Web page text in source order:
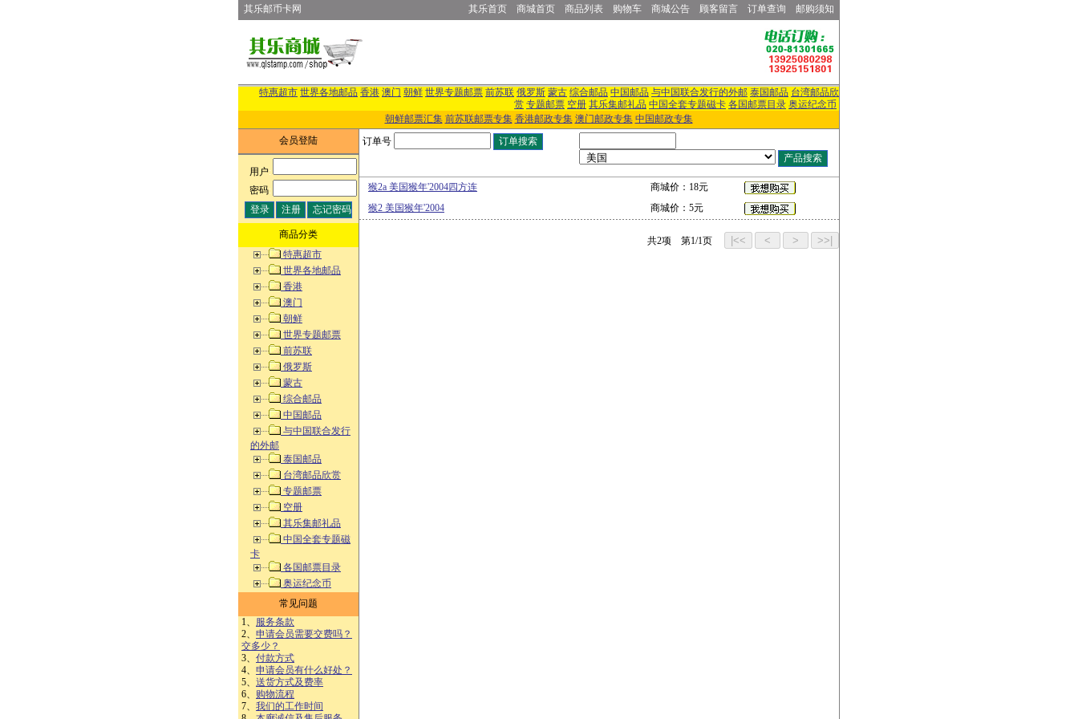
其乐邮币卡网 其乐首页 商城首页 商品列表 购物车 商城公告 顾客留言 订单查询 邮购须知
特惠超市 世界各地邮品 香港 澳门 朝鲜 世界专题邮票 前苏联 俄罗斯 蒙古 综合邮品 中国邮品 与中国联合发行的外邮 泰国邮品 台湾邮品欣
赏 专题邮票 空册 其乐集邮礼品 中国全套专题磁卡 各国邮票目录 奥运纪念币
朝鲜邮票汇集 前苏联邮票专集 香港邮政专集 澳门邮政专集 中国邮政专集
会员登陆
用户:
密码:
商品分类
特惠超市
世界各地邮品
香港
澳门
朝鲜
世界专题邮票
前苏联
俄罗斯
蒙古
综合邮品
中国邮品
与中国联合发行
的外邮
泰国邮品
台湾邮品欣赏
专题邮票
空册
其乐集邮礼品
中国全套专题磁
卡
各国邮票目录
奥运纪念币
常见问题
1、 服务条款
2、 申请会员需要交费吗？
交多少？
3、 付款方式
4、 申请会员有什么好处？
5、 送货方式及费率
6、 购物流程
7、 我们的工作时间
订单号
猴2a 美国猴年'2004四方连
商城价：18元
猴2 美国猴年'2004
商城价：5元
共2项 第1/1页